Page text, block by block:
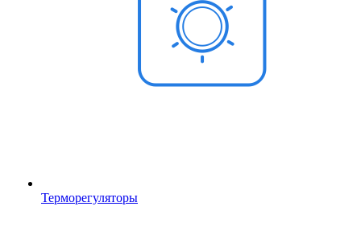
Терморегуляторы